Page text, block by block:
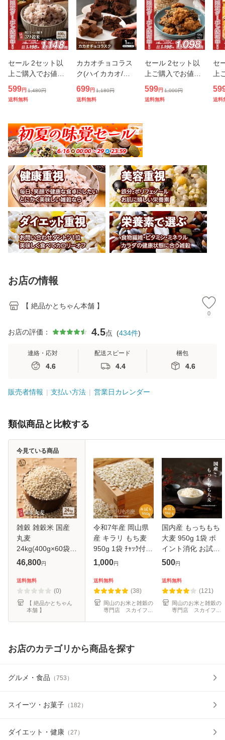
セール 2セット以
上ご購入でお値引
きクーポン有り！
雑穀 雑穀米 国産
明日への輝き39穀
送料無料 ポスト投
函 ダイエット
599円 1,480円
送料無料
カカオチョコラス
ク(ハイカカオ/バ
ナナ/ミルク) 100g
切れ端 不揃い ガト
ーショコラ 高級 濃
せ お祝い プチギフ
ト プ
699円 1,180円
送料無料
セール 2セット以
上ご購入でお値引
きクーポン有り！
5種から1個選べる
オートミールクッ
599円 1,000円
送料無料
セ
上
き
4
贅
送料
お店の情報
【 絶品かとちゃん本舗 】
0
お店の評価： 4.5点 (434件)
連絡・応対
4.6
配送スピード
4.4
梱包
4.6
販売者情報 支払い方法 営業日カレンダー
類似商品と比較する
雑穀 雑穀米 国産
丸麦
24kg(400g×60袋)
送料無料 ダイエッ
イエット
46,800円
送料無料
(0)
【 絶品かとちゃん
本舗 】
今見ている商品
令和7年産 岡山県
産 キラリ もち麦
950g 1袋 ﾁｬｯｸ付
お試し ポイント消
円ポッキリ
1,000円
送料無料
(38)
岡山のお米と雑穀の
専門店 スカイファ
国内産 もっちもち
大麦 950g 1袋 ポ
イント消化 お試し
雑穀米 もち麦の代
ール便 500円ポッ
キリ
500円
送料無料
(121)
岡山のお米と雑穀の
専門店 スカイファ
お店のカテゴリから商品を探す
グルメ・食品 （753 ）
スイーツ・お菓子 （ 182 ）
ダイエット・健康 （ 27 ）